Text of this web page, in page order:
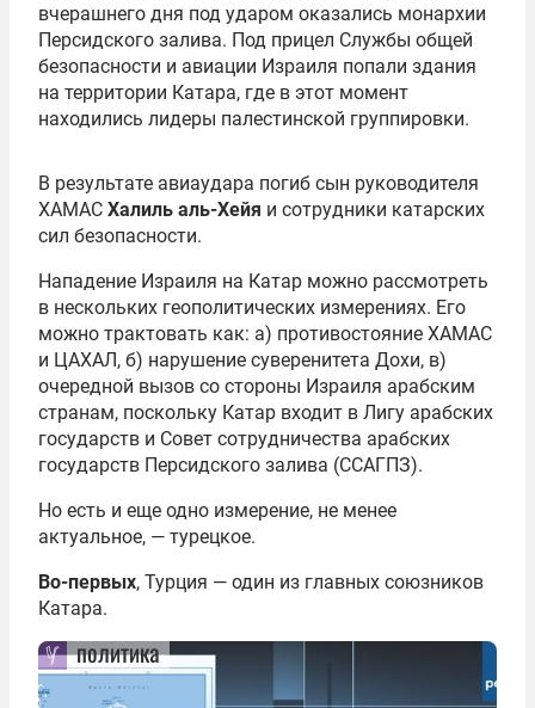
вчерашнего дня под ударом оказались монархии
Персидского залива. Под прицел Службы общей
безопасности и авиации Израиля попали здания
на территории Катара, где в этот момент
находились лидеры палестинской группировки.
В результате авиаудара погиб сын руководителя
ХАМАС Халиль аль-Хейя и сотрудники катарских
сил безопасности.
Нападение Израиля на Катар можно рассмотреть
в нескольких геополитических измерениях. Его
можно трактовать как: а) противостояние ХАМАС
и ЦАХАЛ, б) нарушение суверенитета Дохи, в)
очередной вызов со стороны Израиля арабским
странам, поскольку Катар входит в Лигу арабских
государств и Совет сотрудничества арабских
государств Персидского залива (ССАГПЗ).
Но есть и еще одно измерение, не менее
актуальное, — турецкое.
Во-первых, Турция — один из главных союзников
Катара.
политика